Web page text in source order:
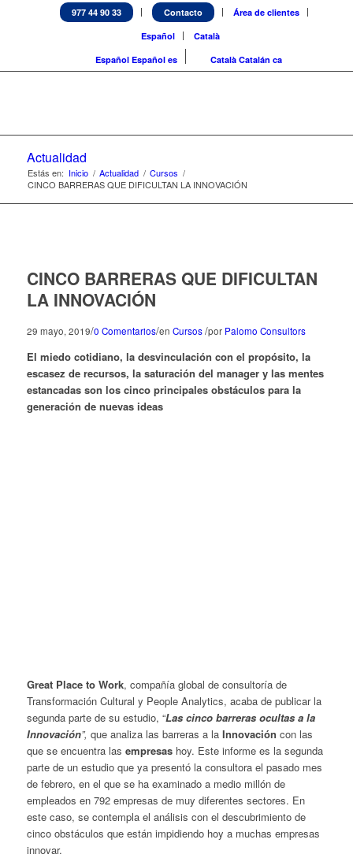
977 44 90 33 Contacto
Área de clientes
Español
Català
Español Español es Català Catalán ca
Actualidad
Estás en: Inicio / Actualidad / Cursos /
CINCO BARRERAS QUE DIFICULTAN LA INNOVACIÓN
CINCO BARRERAS QUE DIFICULTAN
LA INNOVACIÓN
29 mayo, 2019/0 Comentarios/en Cursos /por Palomo Consultors
El miedo cotidiano, la desvinculación con el propósito, la
escasez de recursos, la saturación del manager y las mentes
estancadas son los cinco principales obstáculos para la
generación de nuevas ideas
Great Place to Work, compañía global de consultoría de
Transformación Cultural y People Analytics, acaba de publicar la
segunda parte de su estudio, “Las cinco barreras ocultas a la
Innovación”, que analiza las barreras a la Innovación con las
que se encuentra las empresashoy. Este informe es la segunda
parte de un estudio que ya presentó la consultora el pasado mes
de febrero, en el que se ha examinado a medio millón de
empleados en 792 empresas de muy diferentes sectores. En
este caso, se contempla el análisis con el descubrimiento de
cinco obstáculos que están impidiendo hoy a muchas empresas
innovar.